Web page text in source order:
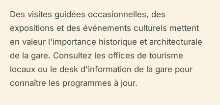
Des visites guidées occasionnelles, des
expositions et des événements culturels mettent
en valeur l'importance historique et architecturale
de la gare. Consultez les offices de tourisme
locaux ou le desk d'information de la gare pour
connaître les programmes à jour.